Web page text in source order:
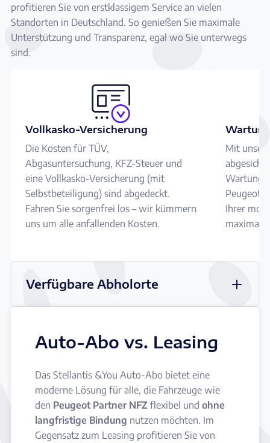
profitieren Sie von erstklassigem Service an vielen
Standorten in Deutschland. So genießen Sie maximale
Unterstützung und Transparenz, egal wo Sie unterwegs
sind.
Vollkasko-Versicherung
Die Kosten für TÜV,
Abgasuntersuchung, KFZ-Steuer und
eine Vollkasko-Versicherung (mit
Selbstbeteiligung) sind abgedeckt.
Fahren Sie sorgenfrei los – wir kümmern
uns um alle anfallenden Kosten.
Mit
Peugeot
Ihrer
maximale
Verfügbare Abholorte
Auto-Abo vs. Leasing
Das Stellantis &You Auto-Abo bietet eine
moderne Lösung für alle, die Fahrzeuge wie
den Peugeot Partner NFZ flexibel und ohne
langfristige Bindung nutzen möchten. Im
Gegensatz zum Leasing profitieren Sie von